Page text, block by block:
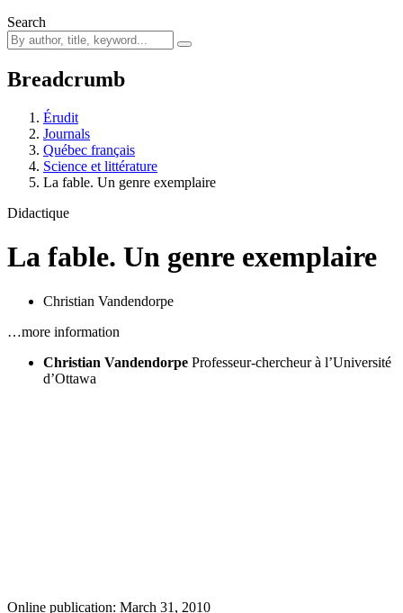
Search
Breadcrumb
Érudit
Journals
Québec français
Science et littérature
La fable. Un genre exemplaire
Didactique
La fable. Un genre exemplaire
Christian Vandendorpe
…more information
Christian Vandendorpe Professeur-chercheur à l’Université
d’Ottawa
Online publication: March 31, 2010